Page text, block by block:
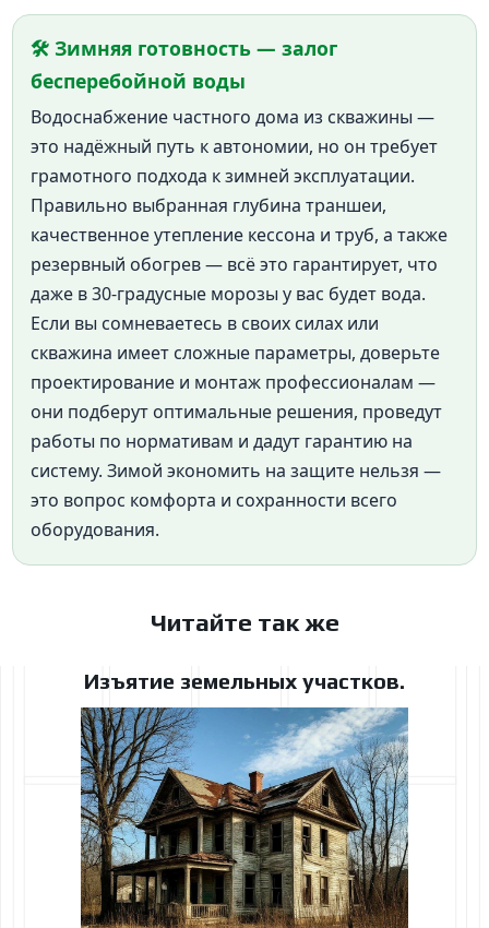
🛠️ Зимняя готовность — залог
бесперебойной воды
Водоснабжение частного дома из скважины —
это надёжный путь к автономии, но он требует
грамотного подхода к зимней эксплуатации.
Правильно выбранная глубина траншеи,
качественное утепление кессона и труб, а также
резервный обогрев — всё это гарантирует, что
даже в 30-градусные морозы у вас будет вода.
Если вы сомневаетесь в своих силах или
скважина имеет сложные параметры, доверьте
проектирование и монтаж профессионалам —
они подберут оптимальные решения, проведут
работы по нормативам и дадут гарантию на
систему. Зимой экономить на защите нельзя —
это вопрос комфорта и сохранности всего
оборудования.
Читайте так же
Изъятие земельных участков.